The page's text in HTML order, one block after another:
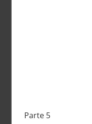
Parte 5